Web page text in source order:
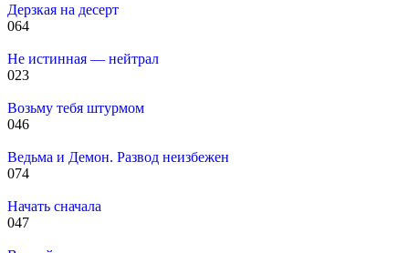
Дерзкая на десерт
064
Не истинная — нейтрал
023
Возьму тебя штурмом
046
Ведьма и Демон. Развод неизбежен
074
Начать сначала
047